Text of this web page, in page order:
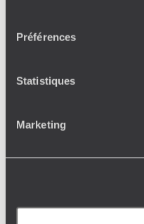
Préférences
Statistiques
Marketing